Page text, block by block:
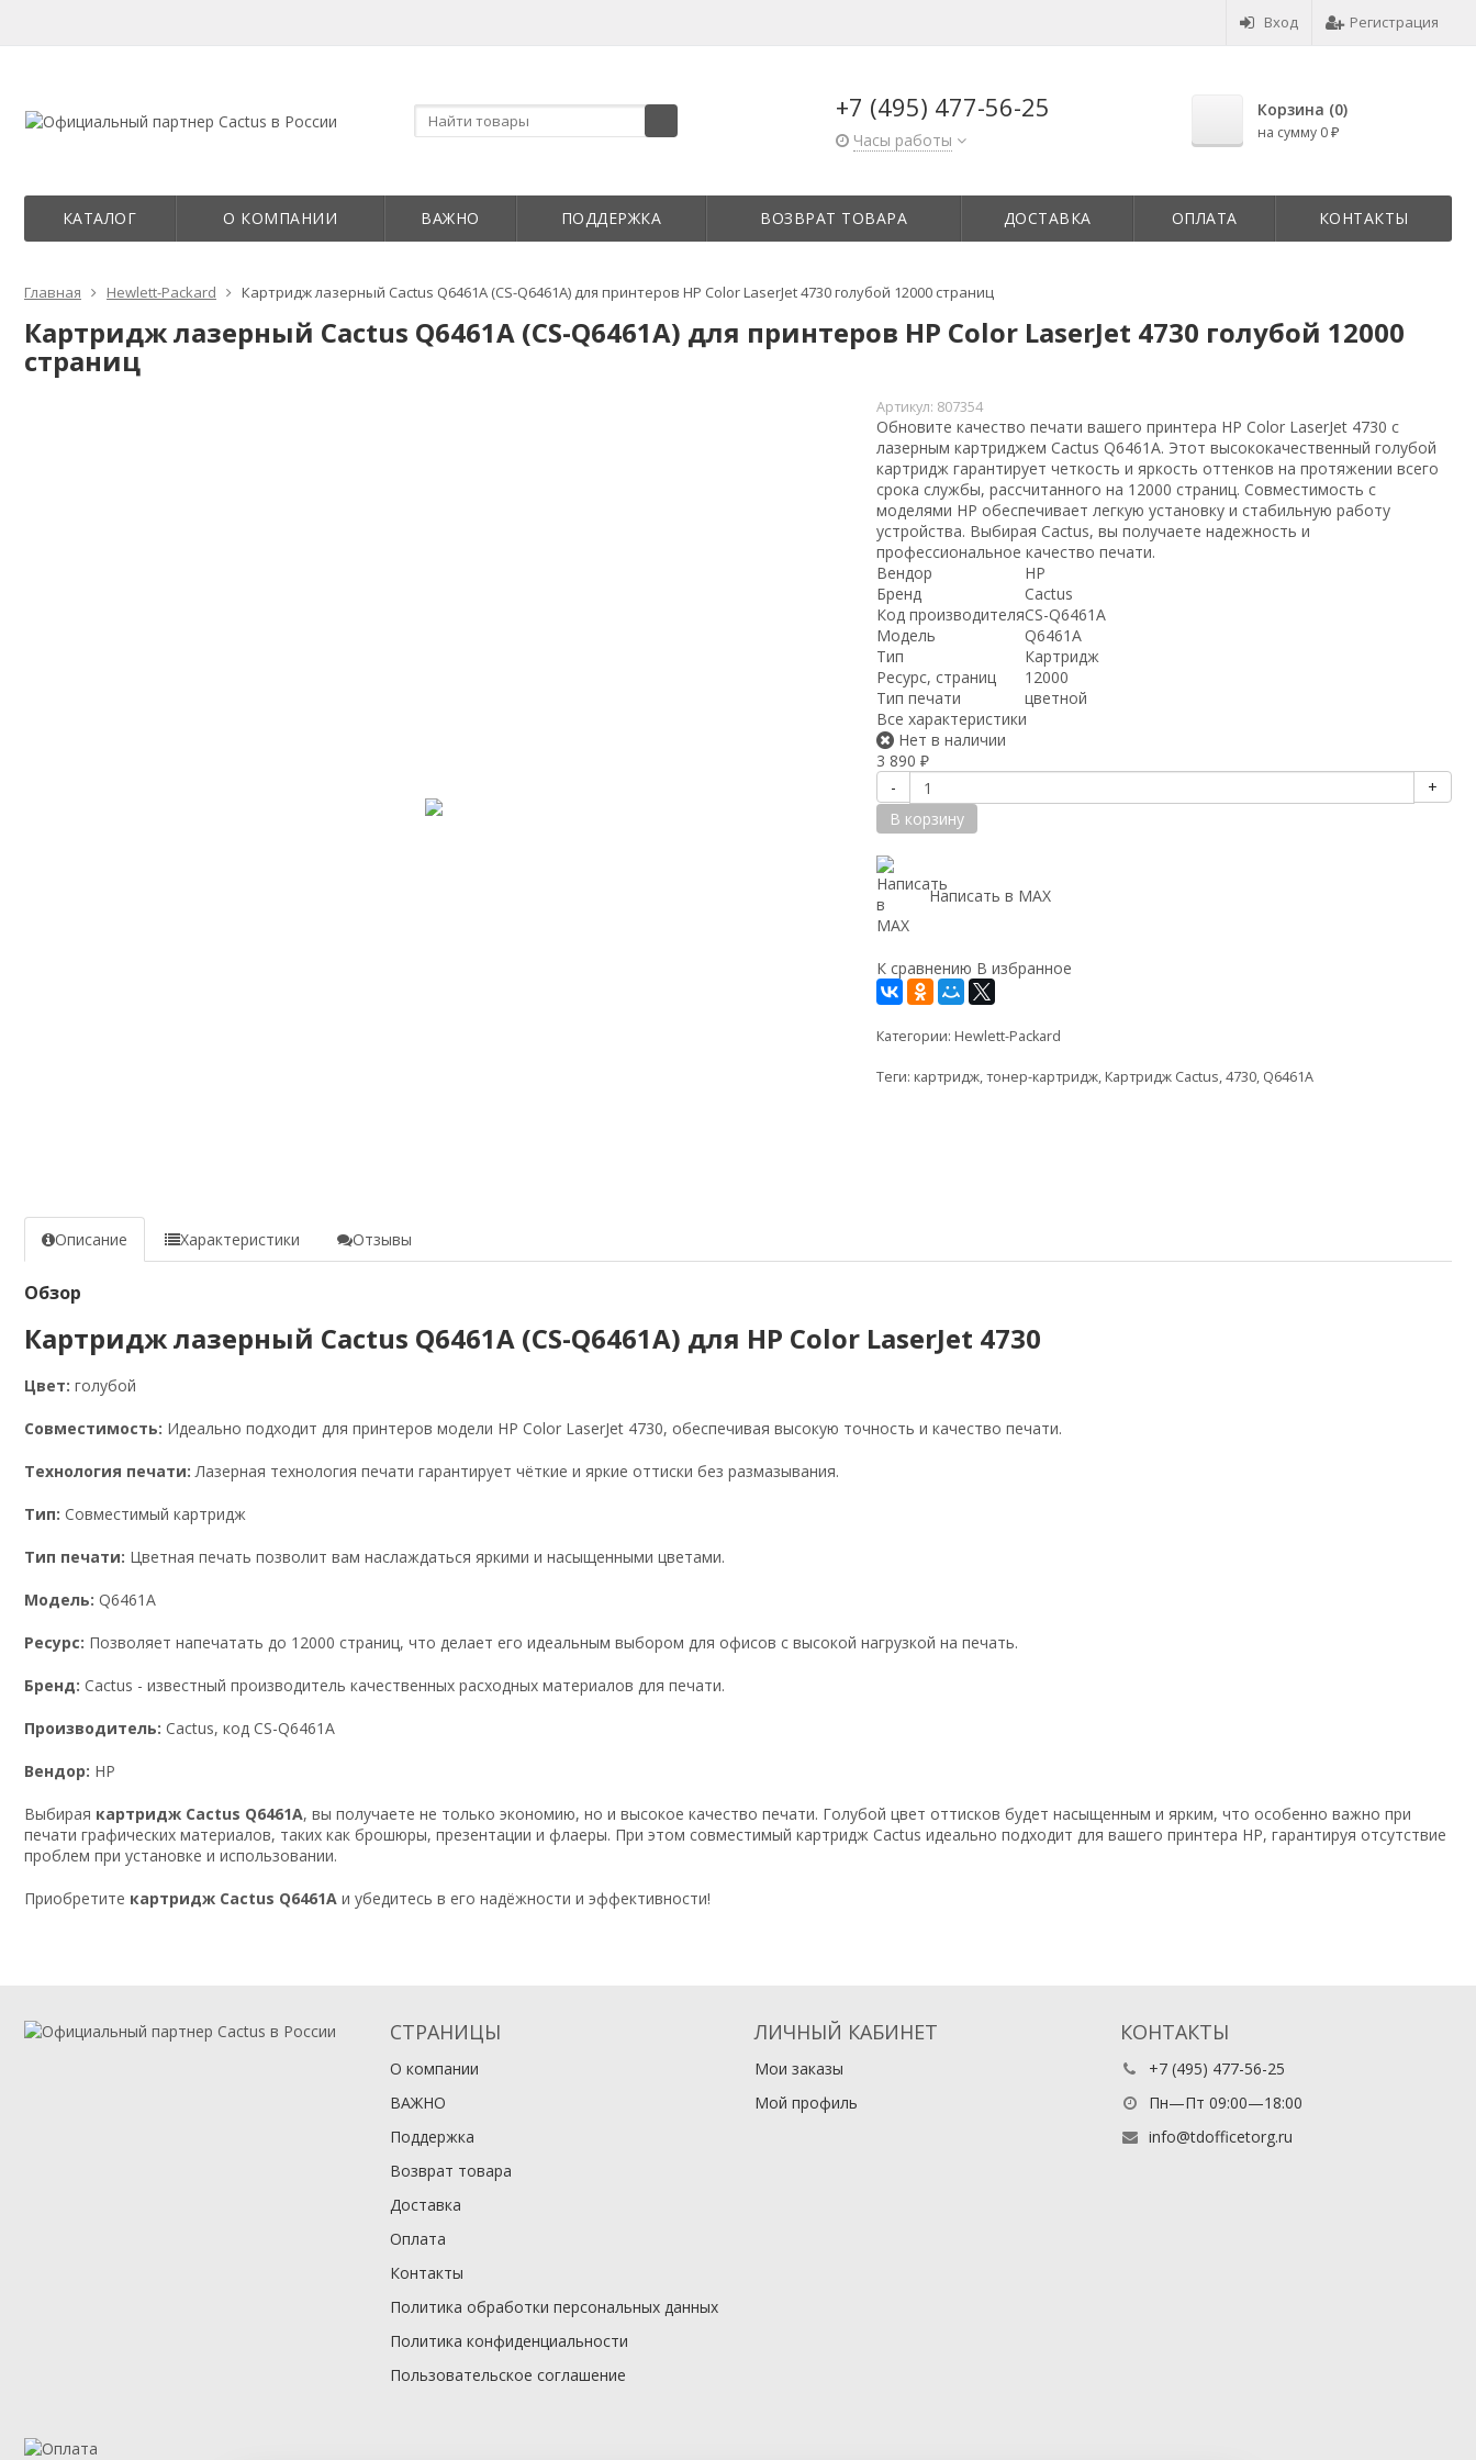
Вход Регистрация
+7 (495) 477-56-25
Часы работы
Корзина (0)
на сумму 0 ₽
КАТАЛОГ О КОМПАНИИ ВАЖНО ПОДДЕРЖКА ВОЗВРАТ ТОВАРА ДОСТАВКА ОПЛАТА КОНТАКТЫ
Главная Hewlett-Packard Картридж лазерный Cactus Q6461A (CS-Q6461A) для принтеров HP Color LaserJet 4730 голубой 12000 страниц
Картридж лазерный Cactus Q6461A (CS-Q6461A) для принтеров HP Color LaserJet 4730 голубой 12000
страниц
Артикул: 807354
Обновите качество печати вашего принтера HP Color LaserJet 4730 с
лазерным картриджем Cactus Q6461A. Этот высококачественный голубой
картридж гарантирует четкость и яркость оттенков на протяжении всего
срока службы, рассчитанного на 12000 страниц. Совместимость с
моделями HP обеспечивает легкую установку и стабильную работу
устройства. Выбирая Cactus, вы получаете надежность и
профессиональное качество печати.
Вендор
HP
Бренд
Cactus
Код производителяCS-Q6461A
Модель
Q6461A
Тип
Картридж
Ресурс, страниц
12000
Тип печати
цветной
Все характеристики
Нет в наличии
3 890 ₽
-
+
В корзину
Написать в MAX
К сравнению В избранное
Категории: Hewlett-Packard
Теги: картридж,тонер-картридж, Картридж Cactus,4730, Q6461A
Описание Характеристики Отзывы
Обзор
Картридж лазерный Cactus Q6461A (CS-Q6461A) для HP Color LaserJet 4730
Цвет: голубой
Совместимость: Идеально подходит для принтеров модели HP Color LaserJet 4730, обеспечивая высокую точность и качество печати.
Технология печати: Лазерная технология печати гарантирует чёткие и яркие оттиски без размазывания.
Тип: Совместимый картридж
Тип печати: Цветная печать позволит вам наслаждаться яркими и насыщенными цветами.
Модель: Q6461A
Ресурс: Позволяет напечатать до 12000 страниц, что делает его идеальным выбором для офисов с высокой нагрузкой на печать.
Бренд: Cactus - известный производитель качественных расходных материалов для печати.
Производитель: Cactus, код CS-Q6461A
Вендор: HP
Выбирая картридж Cactus Q6461A, вы получаете не только экономию, но и высокое качество печати. Голубой цвет оттисков будет насыщенным и ярким, что особенно важно при
печати графических материалов, таких как брошюры, презентации и флаеры. При этом совместимый картридж Cactus идеально подходит для вашего принтера HP, гарантируя отсутствие
проблем при установке и использовании.
Приобретите картридж Cactus Q6461A и убедитесь в его надёжности и эффективности!
СТРАНИЦЫ
О компании
ВАЖНО
Поддержка
Возврат товара
Доставка
Оплата
Контакты
Политика обработки персональных данных
Политика конфиденциальности
Пользовательское соглашение
ЛИЧНЫЙ КАБИНЕТ
Мои заказы
Мой профиль
КОНТАКТЫ
+7 (495) 477-56-25
Пн—Пт 09:00—18:00
info@tdofficetorg.ru